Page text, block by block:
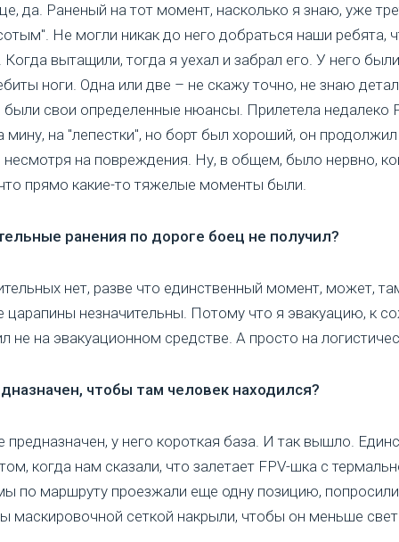
да. Раненый на тот момент, насколько я знаю, уже
Не могли никак до него добраться наши ребята,
вытащили, тогда я уехал и забрал его. У него
ноги. Одна или две – не скажу точно, не знаю
были свои определенные нюансы. Прилетела недалеко
мину, на "лепестки", но борт был хороший, он продолжил
на повреждения. Ну, в общем, было нервно,
прямо какие-то тяжелые моменты были.
ранения по дороге боец не получил?
нет, разве что единственный момент, может,
царапины незначительны. Потому что я эвакуацию, к
не на эвакуационном средстве. А просто на
чтобы там человек находился?
предназначен, у него короткая база. И так вышло.
когда нам сказали, что залетает FPV-шка с
по маршруту проезжали еще одну позицию,
маскировочной сеткой накрыли, чтобы он меньше